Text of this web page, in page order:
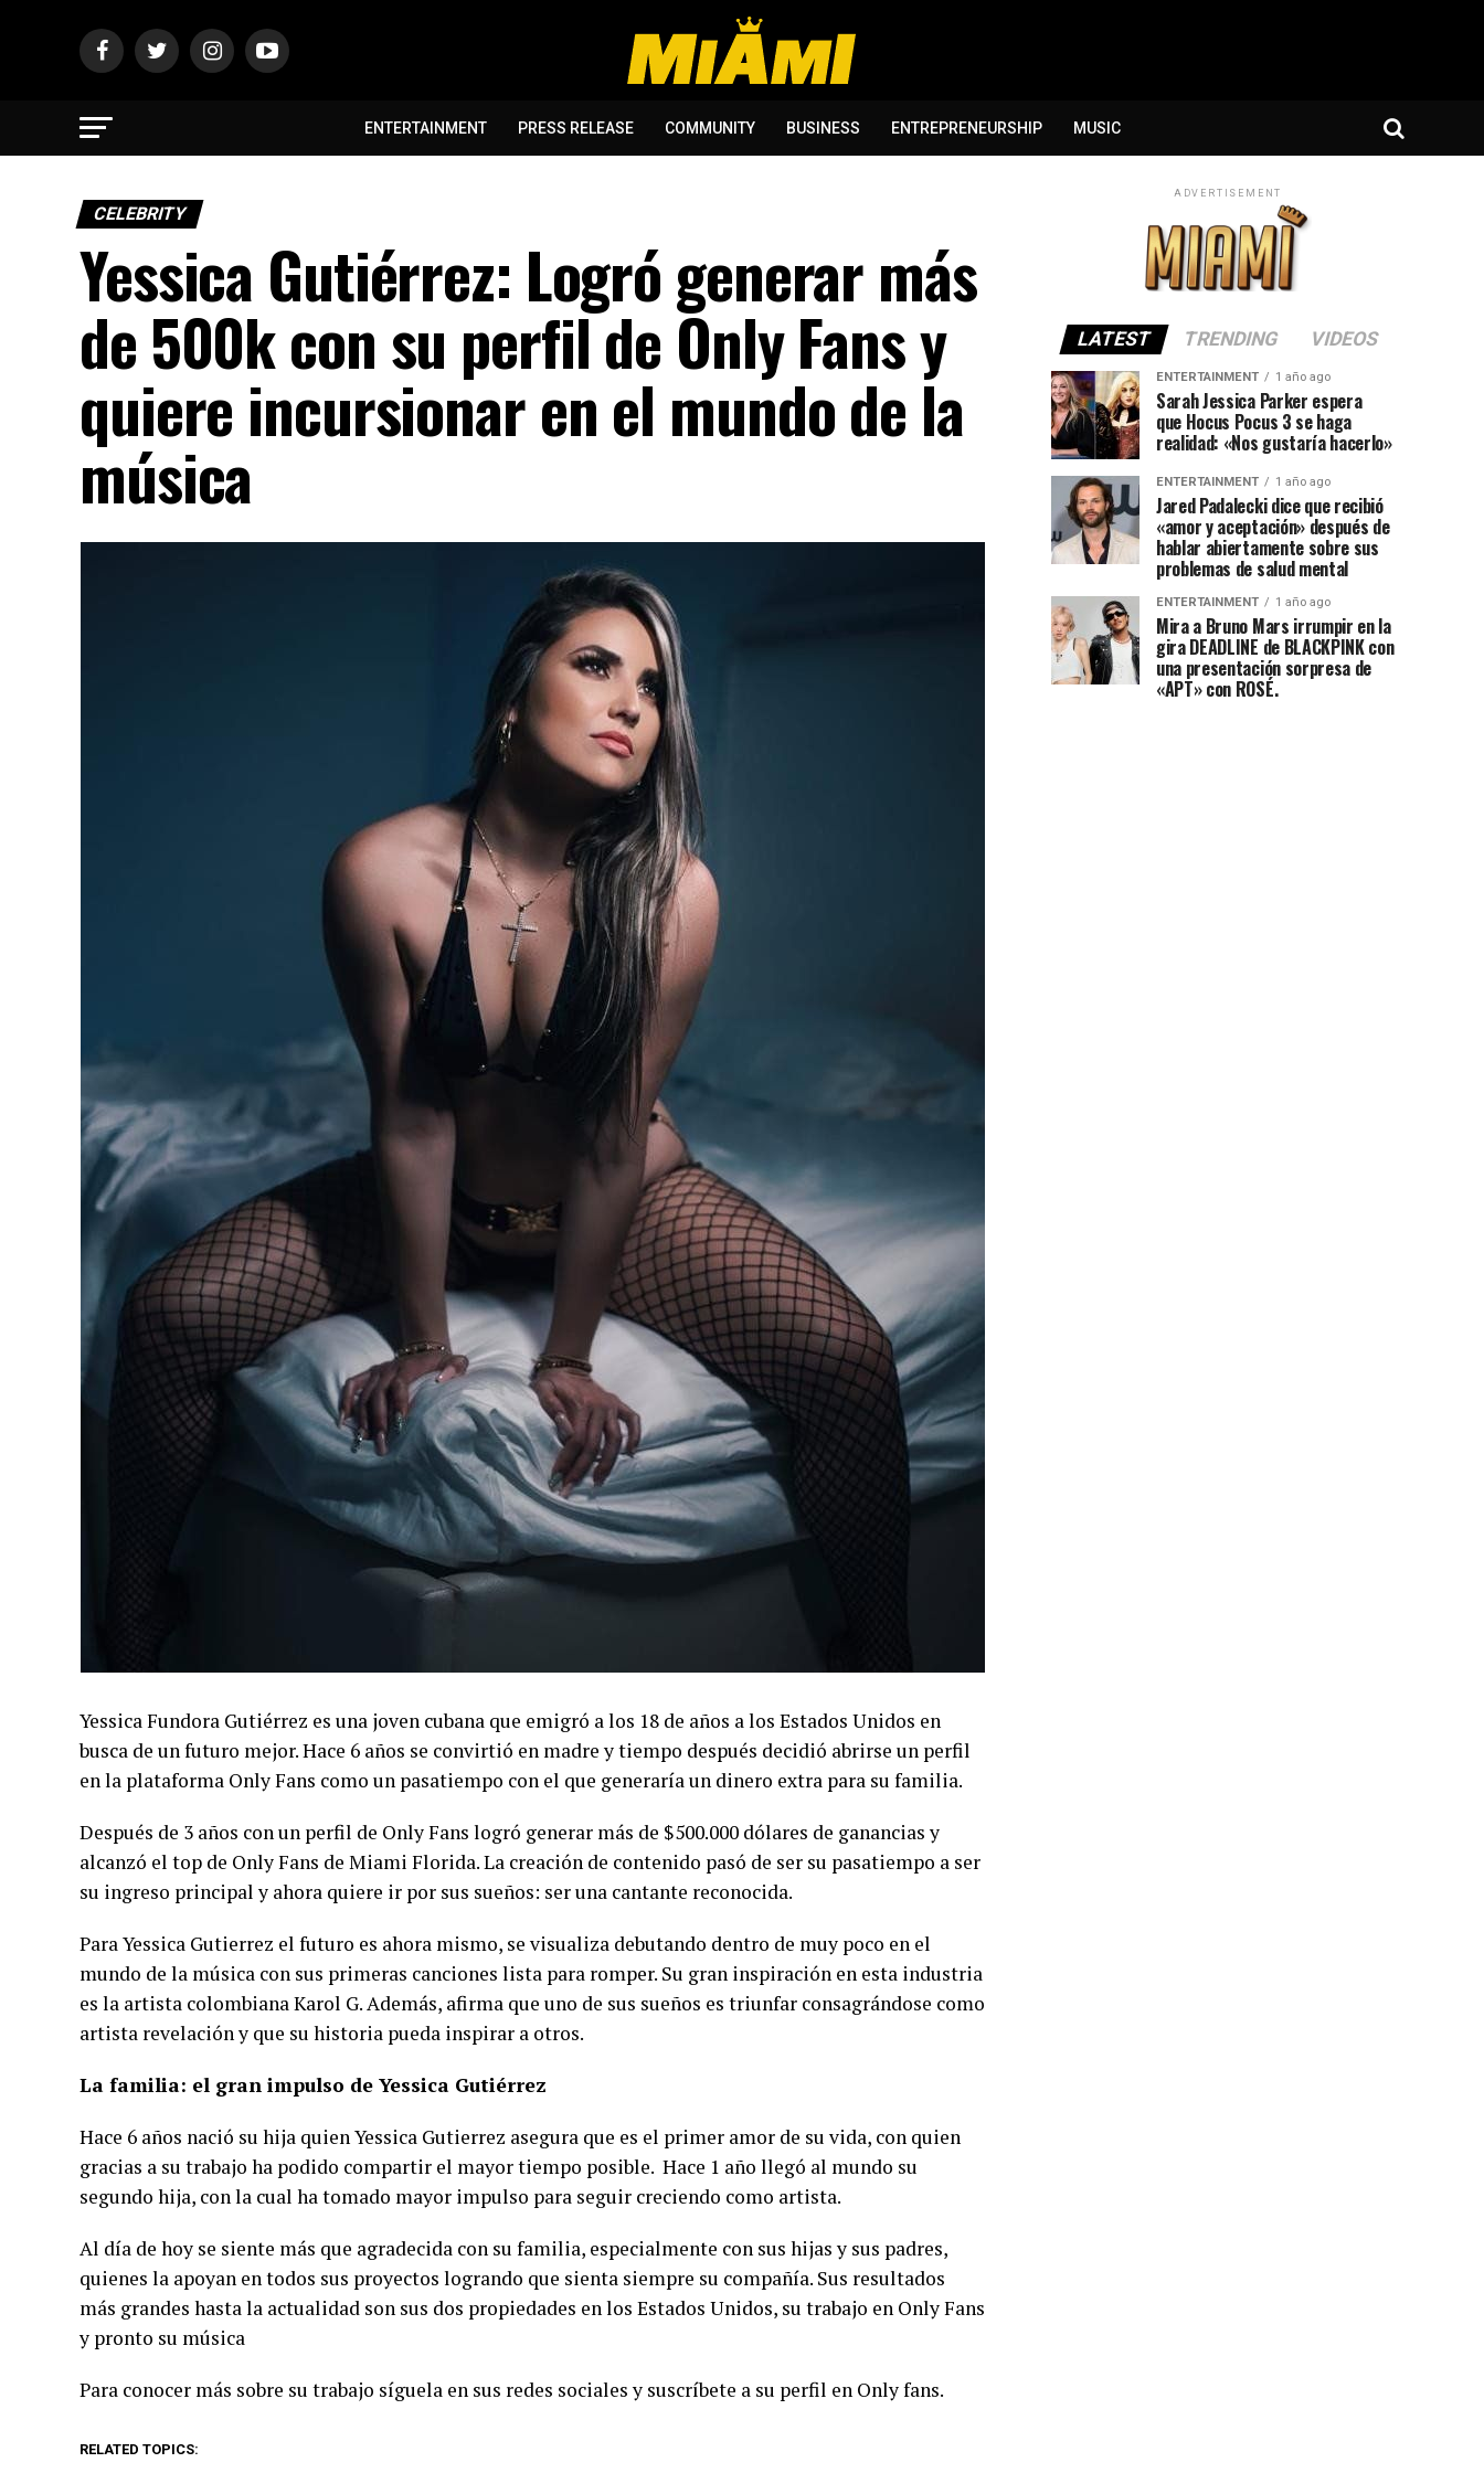
ENTERTAINMENT PRESS RELEASE COMMUNITY BUSINESS ENTREPRENEURSHIP MUSIC
CELEBRITY
Yessica Gutiérrez: Logró generar más
de 500k con su perfil de Only Fans y
quiere incursionar en el mundo de la
música
Yessica Fundora Gutiérrez es una joven cubana que emigró a los 18 de años a los Estados Unidos en
busca de un futuro mejor. Hace 6 años se convirtió en madre y tiempo después decidió abrirse un perfil
en la plataforma Only Fans como un pasatiempo con el que generaría un dinero extra para su familia.
Después de 3 años con un perfil de Only Fans logró generar más de $500.000 dólares de ganancias y
alcanzó el top de Only Fans de Miami Florida. La creación de contenido pasó de ser su pasatiempo a ser
su ingreso principal y ahora quiere ir por sus sueños: ser una cantante reconocida.
Para Yessica Gutierrez el futuro es ahora mismo, se visualiza debutando dentro de muy poco en el
mundo de la música con sus primeras canciones lista para romper. Su gran inspiración en esta industria
es la artista colombiana Karol G. Además, afirma que uno de sus sueños es triunfar consagrándose como
artista revelación y que su historia pueda inspirar a otros.
La familia: el gran impulso de Yessica Gutiérrez
Hace 6 años nació su hija quien Yessica Gutierrez asegura que es el primer amor de su vida, con quien
gracias a su trabajo ha podido compartir el mayor tiempo posible. Hace 1 año llegó al mundo su
segundo hija, con la cual ha tomado mayor impulso para seguir creciendo como artista.
Al día de hoy se siente más que agradecida con su familia, especialmente con sus hijas y sus padres,
quienes la apoyan en todos sus proyectos logrando que sienta siempre su compañía. Sus resultados
más grandes hasta la actualidad son sus dos propiedades en los Estados Unidos, su trabajo en Only Fans
y pronto su música
Para conocer más sobre su trabajo síguela en sus redes sociales y suscríbete a su perfil en Only fans.
RELATED TOPICS:
ADVERTISEMENT
LATEST TRENDING VIDEOS
ENTERTAINMENT 1 año ago
Sarah Jessica Parker espera
que Hocus Pocus 3 se haga
realidad: «Nos gustaría hacerlo»
ENTERTAINMENT 1 año ago
Jared Padalecki dice que recibió
«amor y aceptación» después de
hablar abiertamente sobre sus
problemas de salud mental
ENTERTAINMENT 1 año ago
Mira a Bruno Mars irrumpir en la
gira DEADLINE de BLACKPINK con
una presentación sorpresa de
«APT» con ROSÉ.